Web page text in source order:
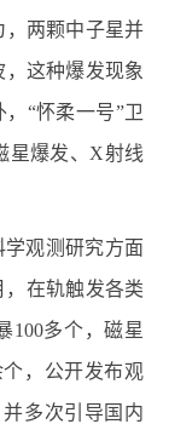
，两颗中子星并
这种爆发现象
“怀柔一号”卫
爆发、 X射线
学观测研究方面
，在轨触发各类
100多个，磁星
个，公开发布观
多次引导国内